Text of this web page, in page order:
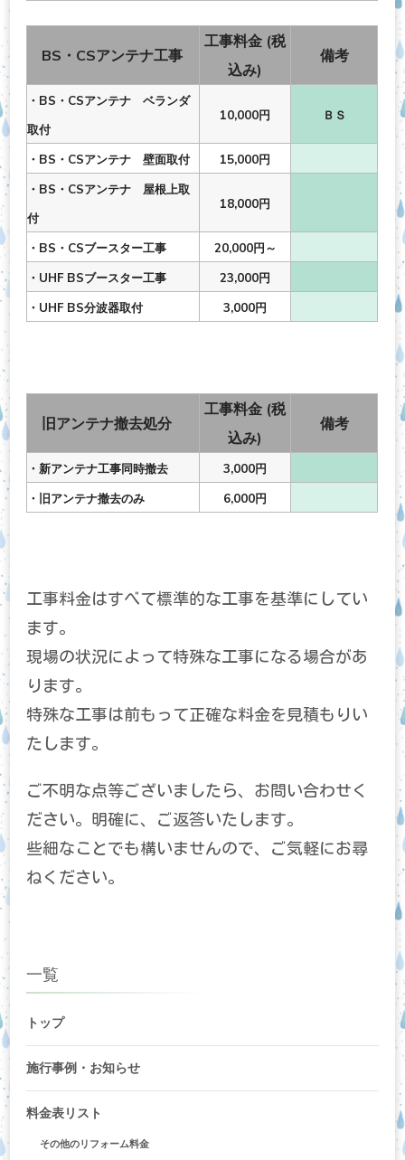
BS・CSアンテナ工事
工事料金 (税
込み)
備考
・BS・CSアンテナ ベランダ
取付
10,000円 ＢＳ
・BS・CSアンテナ 壁面取付
15,000円
・BS・CSアンテナ 屋根上取
付
18,000円
・BS・CSブースター工事
20,000円～
・UHF BSブースター工事
23,000円
・UHF BS分波器取付
3,000円
旧アンテナ撤去処分
工事料金 (税
込み)
備考
・新アンテナ工事同時撤去
3,000円
・旧アンテナ撤去のみ
6,000円
工事料金はすべて標準的な工事を基準にしてい
ます。
現場の状況によって特殊な工事になる場合があ
ります。
特殊な工事は前もって正確な料金を見積もりい
たします。
ご不明な点等ございましたら、お問い合わせく
ださい。明確に、ご返答いたします。
些細なことでも構いませんので、ご気軽にお尋
ねください。
一覧
トップ
施行事例・お知らせ
料金表リスト
その他のリフォーム料金